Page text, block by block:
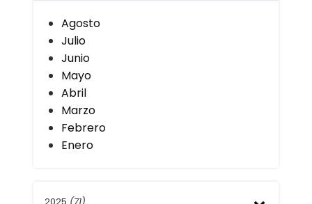
Agosto
Julio
Junio
Mayo
Abril
Marzo
Febrero
Enero
2025 (71)